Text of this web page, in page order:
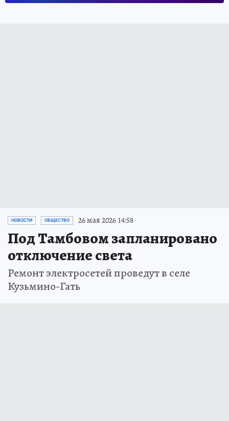
НОВОСТИ ОБЩЕСТВО 26 мая 2026 14:58
Под Тамбовом запланировано
отключение света
Ремонт электросетей проведут в селе
Кузьмино-Гать